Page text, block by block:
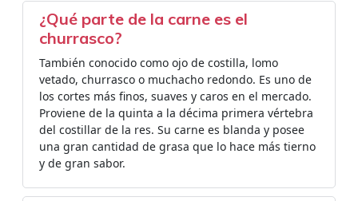
¿Qué parte de la carne es el
churrasco?
También conocido como ojo de costilla, lomo
vetado, churrasco o muchacho redondo. Es uno de
los cortes más finos, suaves y caros en el mercado.
Proviene de la quinta a la décima primera vértebra
del costillar de la res. Su carne es blanda y posee
una gran cantidad de grasa que lo hace más tierno
y de gran sabor.